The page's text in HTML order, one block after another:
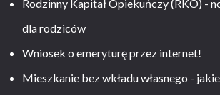
Rodzinny Kapitał Opiekuńczy (RKO) -
dla rodziców
Wniosek o emeryturę przez internet!
Mieszkanie bez wkładu własnego -